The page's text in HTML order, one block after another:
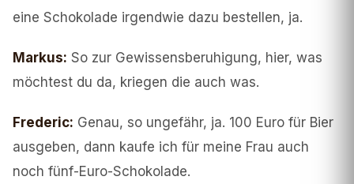
eine Schokolade irgendwie dazu bestellen, ja.
Markus: So zur Gewissensberuhigung, hier, was
möchtest du da, kriegen die auch was.
Frederic: Genau, so ungefähr, ja. 100 Euro für Bier
ausgeben, dann kaufe ich für meine Frau auch
noch fünf-Euro-Schokolade.